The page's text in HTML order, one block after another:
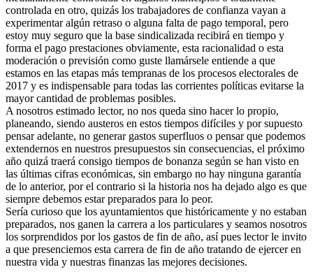
controlada en otro, quizás los trabajadores de confianza vayan a
experimentar algún retraso o alguna falta de pago temporal, pero
estoy muy seguro que la base sindicalizada recibirá en tiempo y
forma el pago prestaciones obviamente, esta racionalidad o esta
moderación o previsión como guste llamársele entiende a que
estamos en las etapas más tempranas de los procesos electorales de
2017 y es indispensable para todas las corrientes políticas evitarse la
mayor cantidad de problemas posibles.
A nosotros estimado lector, no nos queda sino hacer lo propio,
planeando, siendo austeros en estos tiempos difíciles y por supuesto
pensar adelante, no generar gastos superfluos o pensar que podemos
extendernos en nuestros presupuestos sin consecuencias, el próximo
año quizá traerá consigo tiempos de bonanza según se han visto en
las últimas cifras económicas, sin embargo no hay ninguna garantía
de lo anterior, por el contrario si la historia nos ha dejado algo es que
siempre debemos estar preparados para lo peor.
Sería curioso que los ayuntamientos que históricamente y no estaban
preparados, nos ganen la carrera a los particulares y seamos nosotros
los sorprendidos por los gastos de fin de año, así pues lector le invito
a que presenciemos esta carrera de fin de año tratando de ejercer en
nuestra vida y nuestras finanzas las mejores decisiones.